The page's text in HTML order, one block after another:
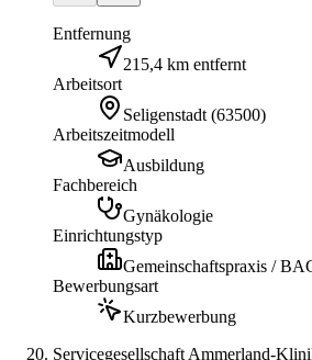
Entfernung
215,4 km entfernt
Arbeitsort
Seligenstadt (63500)
Arbeitszeitmodell
Ausbildung
Fachbereich
Gynäkologie
Einrichtungstyp
Gemeinschaftspraxis /
Bewerbungsart
Kurzbewerbung
Servicegesellschaft Ammerland-